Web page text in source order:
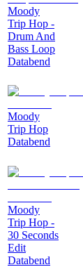
Moody
Trip Hop -
Drum And
Bass Loop
Databend
Moody
Trip Hop
Databend
Moody
Trip Hop -
30 Seconds
Edit
Databend